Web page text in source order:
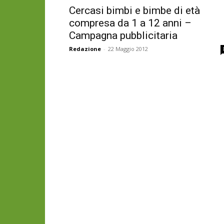
Cercasi bimbi e bimbe di età
compresa da 1 a 12 anni –
Campagna pubblicitaria
Redazione - 22 Maggio 2012